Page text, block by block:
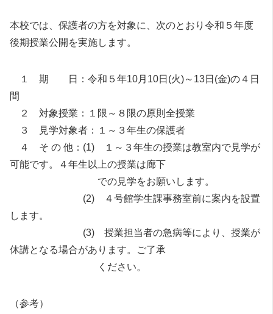
本校では、保護者の方を対象に、次のとおり令和５年度
後期授業公開を実施します。
１ 期 日：令和５年10月10日(火)～13日(金)の４日
間
２ 対象授業：１限～８限の原則全授業
３ 見学対象者：１～３年生の保護者
４ そ の 他：(1) １～３年生の授業は教室内で見学が
可能です。４年生以上の授業は廊下
での見学をお願いします。
(2) ４号館学生課事務室前に案内を設置
します。
(3) 授業担当者の急病等により、授業が
休講となる場合があります。ご了承
ください。
（参考）